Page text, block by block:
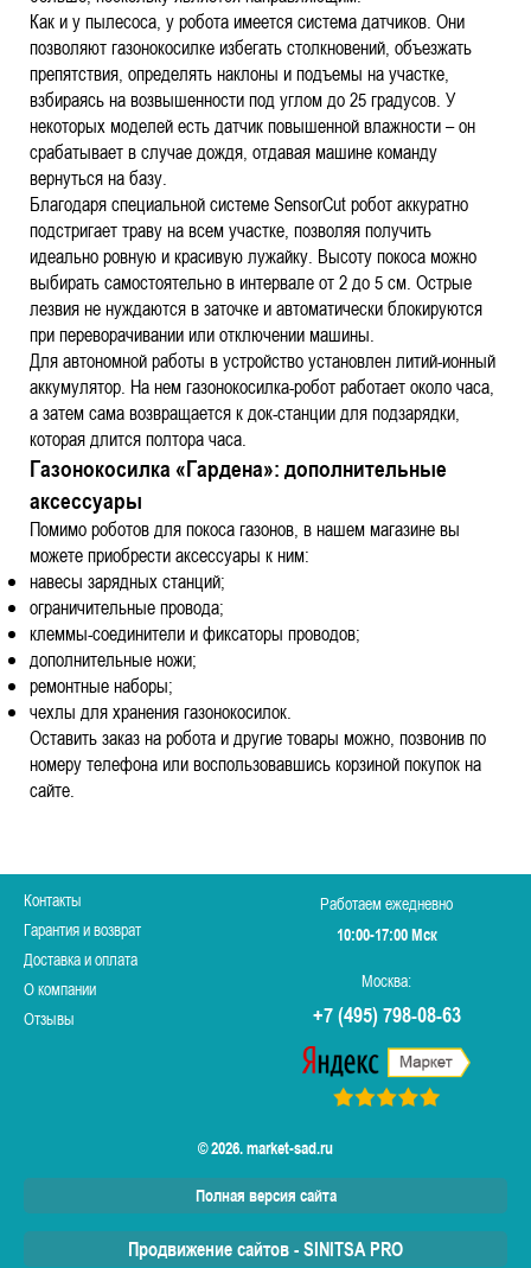
Как и у пылесоса, у робота имеется система датчиков. Они
позволяют газонокосилке избегать столкновений, объезжать
препятствия, определять наклоны и подъемы на участке,
взбираясь на возвышенности под углом до 25 градусов. У
некоторых моделей есть датчик повышенной влажности – он
срабатывает в случае дождя, отдавая машине команду
вернуться на базу.
Благодаря специальной системе SensorCut робот аккуратно
подстригает траву на всем участке, позволяя получить
идеально ровную и красивую лужайку. Высоту покоса можно
выбирать самостоятельно в интервале от 2 до 5 см. Острые
лезвия не нуждаются в заточке и автоматически блокируются
при переворачивании или отключении машины.
Для автономной работы в устройство установлен литий-ионный
аккумулятор. На нем газонокосилка-робот работает около часа,
а затем сама возвращается к док-станции для подзарядки,
которая длится полтора часа.
Газонокосилка «Гардена»: дополнительные
аксессуары
Помимо роботов для покоса газонов, в нашем магазине вы
можете приобрести аксессуары к ним:
навесы зарядных станций;
ограничительные провода;
клеммы-соединители и фиксаторы проводов;
дополнительные ножи;
ремонтные наборы;
чехлы для хранения газонокосилок.
Оставить заказ на робота и другие товары можно, позвонив по
номеру телефона или воспользовавшись корзиной покупок на
сайте.
Контакты
Гарантия и возврат
Доставка и оплата
О компании
Отзывы
Работаем ежедневно
10:00-17:00 Мск
Москва:
+7 (495) 798-08-63
© 2026. market-sad.ru
Полная версия сайта
Продвижение сайтов - SINITSA PRO